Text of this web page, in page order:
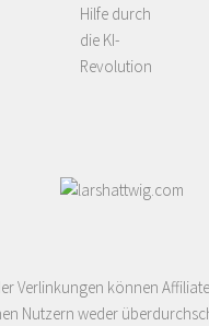
Hilfe durch
die KI-
Revolution
Verlinkungen können
Nutzern weder